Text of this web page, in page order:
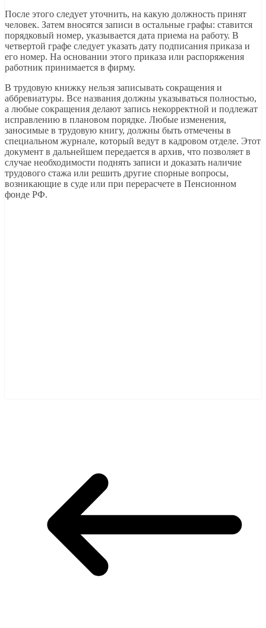
После этого следует уточнить, на какую должность принят
человек. Затем вносятся записи в остальные графы: ставится
порядковый номер, указывается дата приема на работу. В
четвертой графе следует указать дату подписания приказа и
его номер. На основании этого приказа или распоряжения
работник принимается в фирму.
В трудовую книжку нельзя записывать сокращения и
аббревиатуры. Все названия должны указываться полностью,
а любые сокращения делают запись некорректной и подлежат
исправлению в плановом порядке. Любые изменения,
заносимые в трудовую книгу, должны быть отмечены в
специальном журнале, который ведут в кадровом отделе. Этот
документ в дальнейшем передается в архив, что позволяет в
случае необходимости поднять записи и доказать наличие
трудового стажа или решить другие спорные вопросы,
возникающие в суде или при перерасчете в Пенсионном
фонде РФ.